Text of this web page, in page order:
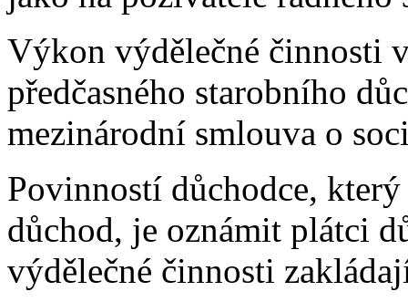
Výkon výdělečné činnosti
předčasného starobního
mezinárodní smlouva o
Povinností důchodce,
důchod, je oznámit plátci
výdělečné činnosti